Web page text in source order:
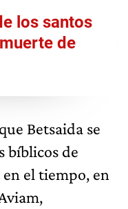
los santos
de
Betsaida se
bíblicos de
el tiempo, en